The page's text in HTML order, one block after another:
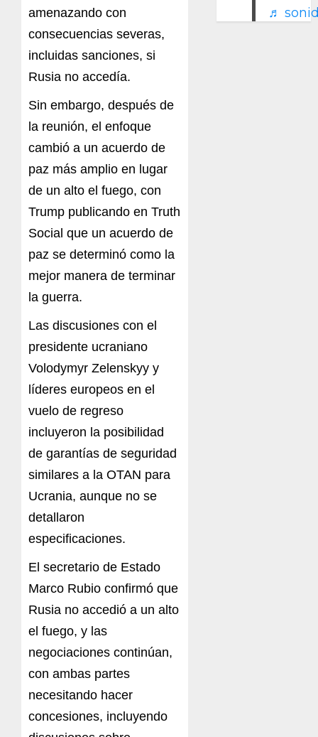
amenazando con
consecuencias severas,
incluidas sanciones, si
Rusia no accedía.
Sin embargo, después de
la reunión, el enfoque
cambió a un acuerdo de
paz más amplio en lugar
de un alto el fuego, con
Trump publicando en Truth
Social que un acuerdo de
paz se determinó como la
mejor manera de terminar
la guerra.
Las discusiones con el
presidente ucraniano
Volodymyr Zelenskyy y
líderes europeos en el
vuelo de regreso
incluyeron la posibilidad
de garantías de seguridad
similares a la OTAN para
Ucrania, aunque no se
detallaron
especificaciones.
El secretario de Estado
Marco Rubio confirmó que
Rusia no accedió a un alto
el fuego, y las
negociaciones continúan,
con ambas partes
necesitando hacer
concesiones, incluyendo
♬